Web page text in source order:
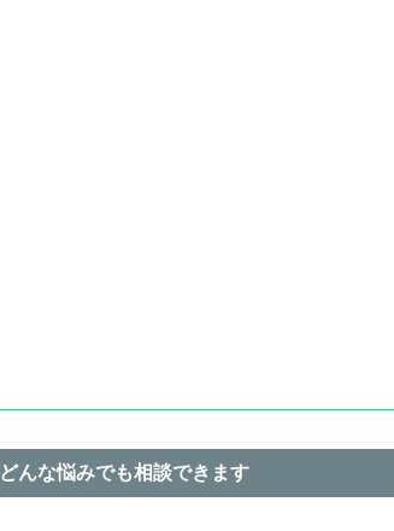
どんな悩みでも相談できます